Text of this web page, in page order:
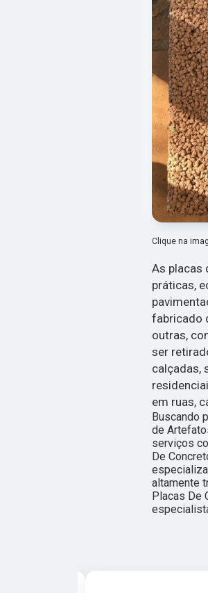
Clique na
As placas
práticas,
fabricado
outras,
ser
calçadas,
em ruas,
Buscando
de
serviços
De
altamente
Placas De